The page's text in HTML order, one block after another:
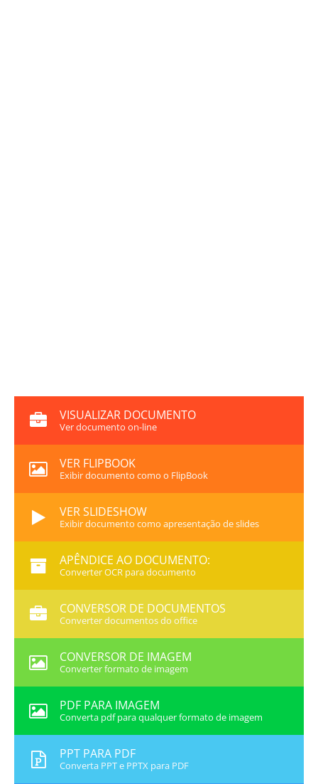
VISUALIZAR DOCUMENTO
Ver documento on-line
VER FLIPBOOK
Exibir documento como o FlipBook
VER SLIDESHOW
Exibir documento como apresentação de slides
APÊNDICE AO DOCUMENTO:
Converter OCR para documento
CONVERSOR DE DOCUMENTOS
Converter documentos do office
CONVERSOR DE IMAGEM
Converter formato de imagem
PDF PARA IMAGEM
Converta pdf para qualquer formato de imagem
PPT PARA PDF
Converta PPT e PPTX para PDF